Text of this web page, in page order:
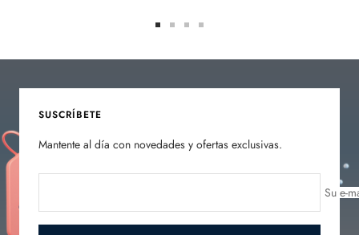
diapositiva
diapositiva
diapositiva
diapositiva
SUSCRÍBETE
Mantente al día con novedades y ofertas exclusivas.
Su e-